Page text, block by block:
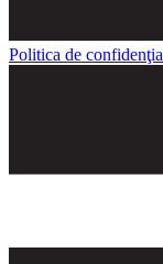
Politica de